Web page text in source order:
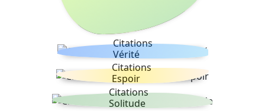
Citations
Vérité
Citations
Espoir
Citations
Solitude